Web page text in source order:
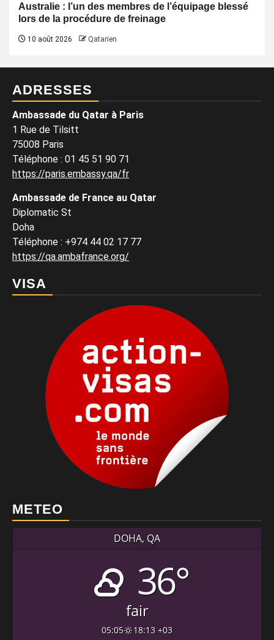
Australie : l’un des membres de l’équipage blessé
lors de la procédure de freinage
10 août 2026 Qatarien
ADRESSES
Ambassade du Qatar à Paris
1 Rue de Tilsitt
75008 Paris
Téléphone : 01 45 51 90 71
https://paris.embassy.qa/fr
Ambassade de France au Qatar
Diplomatic St
Doha
Téléphone : +974 44 02 17 77
https://qa.ambafrance.org/
VISA
METEO
DOHA, QA
36°
fair
05:05 18:13 +03